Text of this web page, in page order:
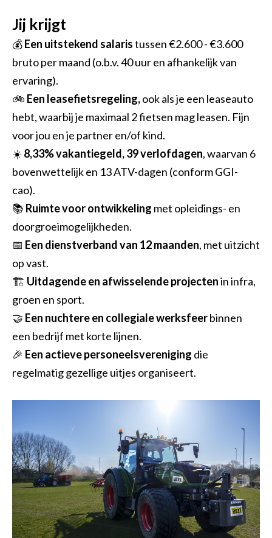
Jij krijgt
💰Een uitstekend salaristussen €2.600 - €3.600
bruto per maand (o.b.v. 40 uur en afhankelijk van
ervaring).
🚲 Een leasefietsregeling,ook als je een leaseauto
hebt, waarbij je maximaal 2 fietsen mag leasen. Fijn
voor jou en je partner en/of kind.
☀️8,33% vakantiegeld, 39 verlofdagen, waarvan 6
bovenwettelijk en 13 ATV-dagen (conform GGI-
cao).
📚 Ruimte voor ontwikkeling met opleidings- en
doorgroeimogelijkheden.
📅 Een dienstverband van 12 maanden, met uitzicht
op vast.
🏗️ Uitdagende en afwisselende projectenin infra,
groen en sport.
🤝 Een nuchtere en collegiale werksfeerbinnen
een bedrijf met korte lijnen.
🎉 Een actieve personeelsvereniging die
regelmatig gezellige uitjes organiseert.